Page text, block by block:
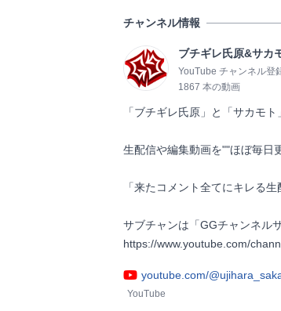
チャンネル情報
ブチギレ氏原&サカ
YouTube チャンネル登
1867 本の動画
「ブチギレ氏原」と「サカモ
生配信や編集動画を""ほぼ毎日
「来たコメント全てにキレる
サブチャンは「GGチャンネル
https://www.youtube.com/
youtube.com/
YouTube